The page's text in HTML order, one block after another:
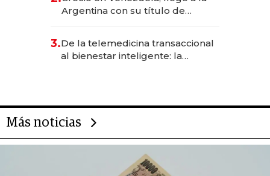
Argentina con su título de
las marcas "fast premium"
3.De la telemedicina transaccional
al bienestar inteligente: la
Más noticias